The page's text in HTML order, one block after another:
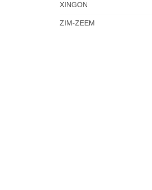
XINGON
ZIM-ZEEM